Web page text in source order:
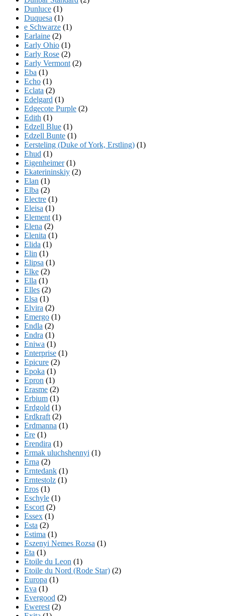
Dunluce (1)
Duquesa (1)
e Schwarze (1)
Earlaine (2)
Early Ohio (1)
Early Rose (2)
Early Vermont (2)
Eba (1)
Echo (1)
Eclata (2)
Edelgard (1)
Edgecote Purple (2)
Edith (1)
Edzell Blue (1)
Edzell Bunte (1)
Eersteling (Duke of York, Erstling) (1)
Ehud (1)
Eigenheimer(1)
Ekaterininskiy (2)
Elan (1)
Elba (2)
Electre (1)
Eleisa (1)
Element (1)
Elena (2)
Elenita (1)
Elida (1)
Elin (1)
Elipsa (1)
Elke (2)
Ella (1)
Elles (2)
Elsa (1)
Elvira (2)
Emergo (1)
Endla (2)
Endra (1)
Eniwa (1)
Enterprise (1)
Epicure (2)
Epoka (1)
Epron (1)
Erasme (2)
Erbium (1)
Erdgold (1)
Erdkraft (2)
Erdmanna (1)
Ere (1)
Erendira (1)
Ermak uluchshennyi (1)
Erna (2)
Erntedank (1)
Erntestolz (1)
Eros (1)
Eschyle (1)
Escort (2)
Essex (1)
Esta (2)
Estima (1)
Eszenyi Nemes Rozsa (1)
Eta (1)
Etoile du Leon (1)
Etoile du Nord (Rode Star) (2)
Europa (1)
Eva (1)
Evergood (2)
Ewerest (2)